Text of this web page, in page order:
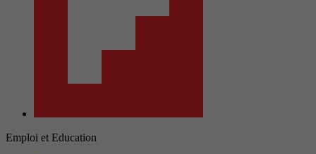
Emploi et Education